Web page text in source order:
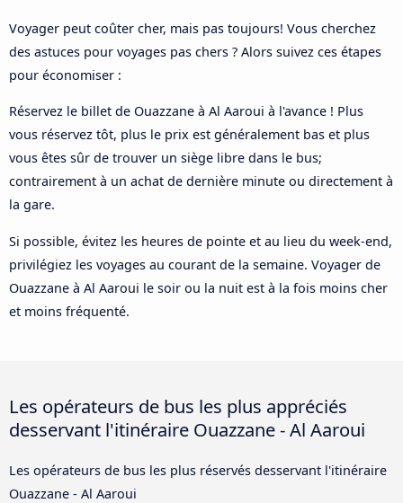
Voyager peut coûter cher, mais pas toujours! Vous cherchez
des astuces pour voyages pas chers ? Alors suivez ces étapes
pour économiser :
Réservez le billet de Ouazzane à Al Aaroui à l'avance ! Plus
vous réservez tôt, plus le prix est généralement bas et plus
vous êtes sûr de trouver un siège libre dans le bus;
contrairement à un achat de dernière minute ou directement à
la gare.
Si possible, évitez les heures de pointe et au lieu du week-end,
privilégiez les voyages au courant de la semaine. Voyager de
Ouazzane à Al Aaroui le soir ou la nuit est à la fois moins cher
et moins fréquenté.
Les opérateurs de bus les plus appréciés
desservant l'itinéraire Ouazzane - Al Aaroui
Les opérateurs de bus les plus réservés desservant l'itinéraire
Ouazzane - Al Aaroui